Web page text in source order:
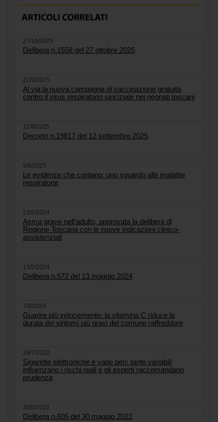
27/10/2025
Delibera n.1558 del 27 ottobre 2025
22/9/2025
Al via la nuova campagna di vaccinazione gratuita
contro il virus respiratorio sinciziale nei neonati toscani
12/9/2025
Decreto n.19617 del 12 settembre 2025
5/8/2025
Le evidenze che contano: uno sguardo alle malattie
respiratorie
23/5/2024
Asma grave nell’adulto, approvata la delibera di
Regione Toscana con le nuove indicazioni clinico-
assistenziali
13/5/2024
Delibera n.572 del 13 maggio 2024
7/3/2024
Guarire più velocemente: la vitamina C riduce la
durata dei sintomi più gravi del comune raffreddore
29/7/2022
Sigarette elettroniche e vape pen: tante variabili
influenzano i rischi reali e gli esperti raccomandano
prudenza
30/5/2022
Delibera n.605 del 30 maggio 2022